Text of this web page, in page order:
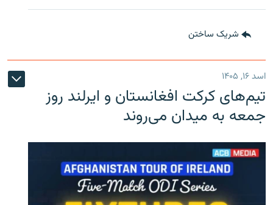
شریک ساختن
اسد ۱۶, ۱۴۰۵
تیم‌های کرکت افغانستان و ایرلند روز
جمعه به میدان می‌روند